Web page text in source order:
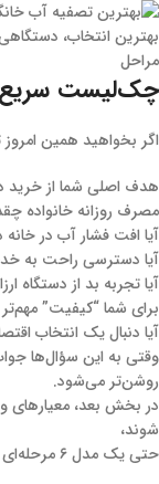
بهترین انتخاب،
مراحل
چک‌لیست سریع
اگر بخواهید همین امروز تصمیم را
هدف اصلی شما از خرید
مصرف روزانه خانواده
آیا افت فشار آب در خانه
آیا دسترسی راحت به
آیا تجربه بد از دستگاه
برای شما “کیفیت”
آیا دنبال یک انتخاب
وقتی به این سؤال‌ها
روشن‌تر می‌شود.
در بخش بعد، معیارهای
شوند،
حتی یک مدل ۶ مرحله‌ای هم می‌تواند انتخاب عالی باشد.